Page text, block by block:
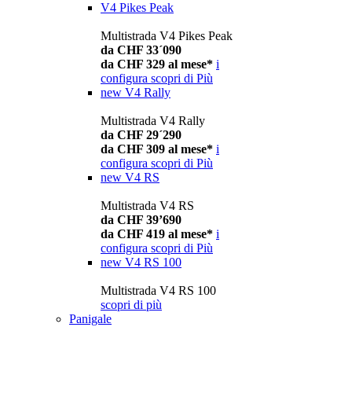
V4 Pikes Peak
Multistrada V4 Pikes Peak
da CHF 33´090
da CHF 329 al mese* i
configura scopri di Più
new V4 Rally
Multistrada V4 Rally
da CHF 29´290
da CHF 309 al mese* i
configura scopri di Più
new V4 RS
Multistrada V4 RS
da CHF 39’690
da CHF 419 al mese* i
configura scopri di Più
new V4 RS 100
Multistrada V4 RS 100
scopri di più
Panigale